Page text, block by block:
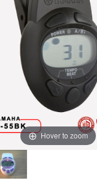
Hover to zoom